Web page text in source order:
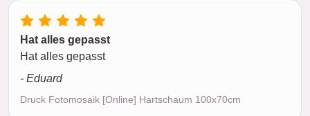
Hat alles gepasst
Hat alles gepasst
- Eduard
Druck Fotomosaik [Online] Hartschaum 100x70cm